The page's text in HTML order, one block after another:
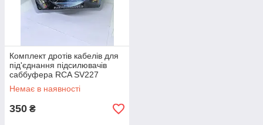
Комплект дротів кабелів для
під'єднання підсилювачів
саббуфера RCA SV227
Немає в наявності
350 ₴